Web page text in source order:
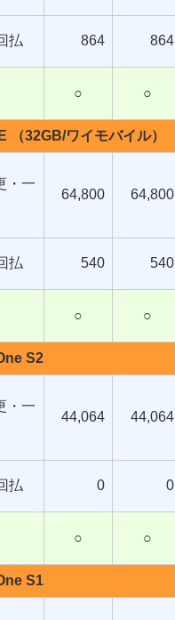
払 864 864
○ ○
（32GB/ワイモバイル）
・一
64,800 64,800
払 540 540
○ ○
S2
・一
44,064 44,064
払 0 0
○ ○
S1